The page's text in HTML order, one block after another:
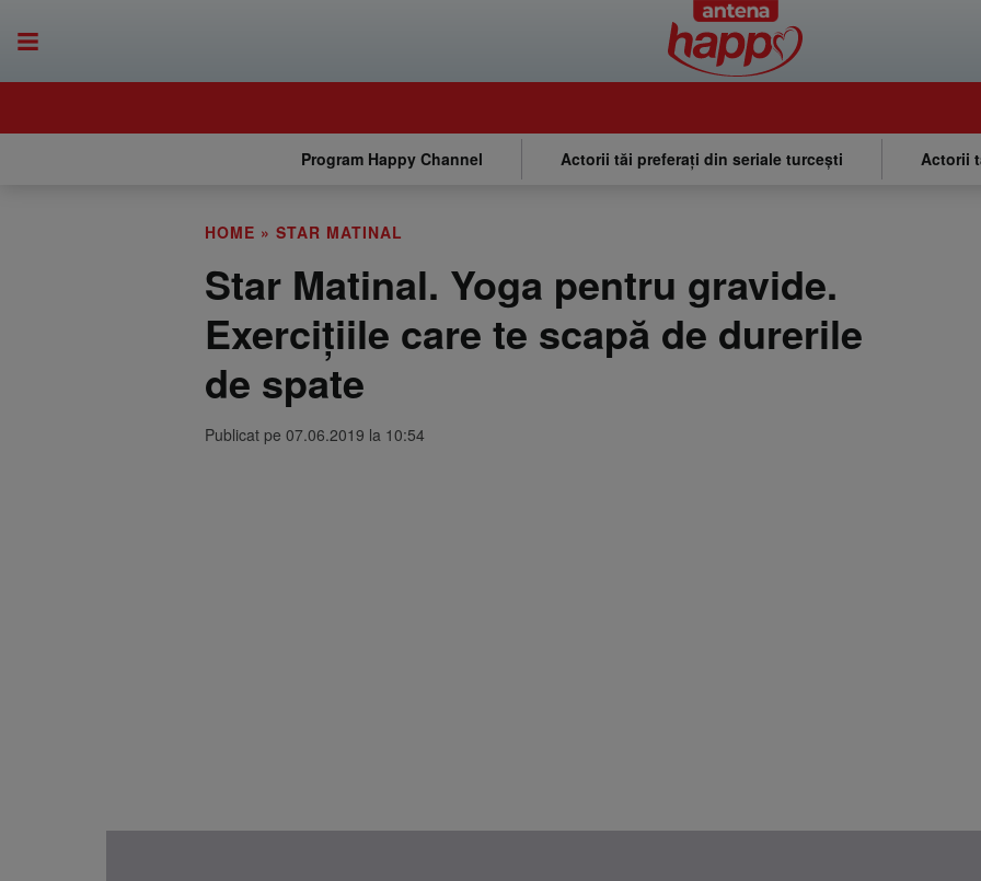
Program Happy Channel Actorii tăi preferați din seriale turcești Actorii
HOME » STAR MATINAL
Star Matinal. Yoga pentru gravide.
Exercițiile care te scapă de durerile
de spate
Publicat pe 07.06.2019 la 10:54